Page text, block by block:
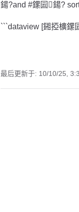
鍚?and #鏍囩鍚?
```dataview [鎺掗櫎鏍
最后更新于: 10/10/25,